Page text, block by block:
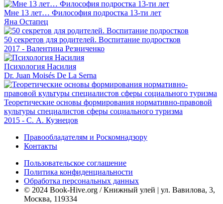
Мне 13 лет… Философия подростка 13-ти лет
Яна Остапец
50 секретов для родителей. Воспитание подростков
2017 - Валентина Резниченко
Психология Насилия
Dr. Juan Moisés De La Serna
Теоретические основы формирования нормативно-правовой
культуры специалистов сферы социального туризма
2015 - С. А. Кузнецов
Правообладателям и Роскомнадзору
Контакты
Пользовательское соглашение
Политика конфиденциальности
Обработка персональных данных
© 2024 Book-Hive.org / Книжный улей | ул. Вавилова, 3,
Москва, 119334